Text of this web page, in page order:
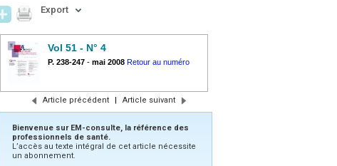
Export
Vol 51 - N° 4
P. 238-247 - mai 2008 Retour au numéro
Article précédent | Article suivant
Bienvenue sur EM-consulte, la référence des
professionnels de santé.
L’accès au texte intégral de cet article nécessite
un abonnement.